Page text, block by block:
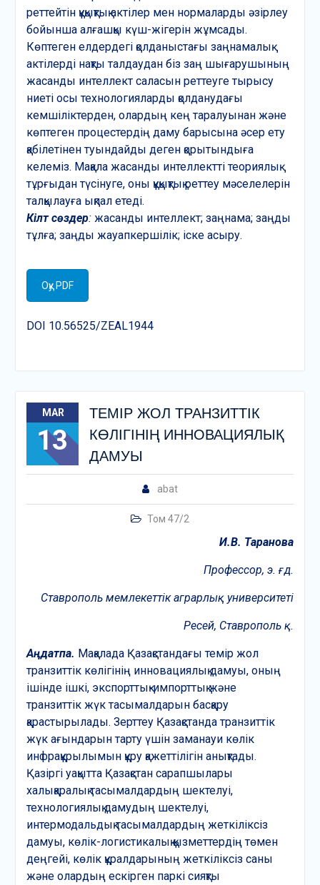
реттейтін құқықтық актілер мен нормаларды әзірлеу
бойынша алғашқы күш-жігерін жұмсады.
Көптеген елдердегі қолданыстағы заңнамалық
актілерді нақты талдаудан біз заң шығарушының
жасанды интеллект саласын реттеуге тырысу
ниеті осы технологияларды қолданудағы
кемшіліктерден, олардың кең таралуынан және
көптеген процестердің даму барысына әсер ету
қабілетінен туындайды деген қорытындыға
келеміз. Мақала жасанды интеллектті теориялық
тұрғыдан түсінуге, оны құқықтық реттеу мәселелерін
талқылауға ықпал етеді.
Кілт сөздер:жасанды интеллект; заңнама; заңды
тұлға; заңды жауапкершілік; іске асыру.
Оқу PDF
DOI 10.56525/ZEAL1944
MAR
13
ТЕМІР ЖОЛ ТРАНЗИТТІК
КӨЛІГІНІҢ ИННОВАЦИЯЛЫҚ
ДАМУЫ
abat
Том 47/2
И.В. Таранова
Профессор, э. ғ. д.
Ставрополь мемлекеттік аграрлық университеті
Ресей, Ставрополь қ.
Аңдатпа. Мақалада Қазақстандағы темір жол
транзиттік көлігінің инновациялық дамуы, оның
ішінде ішкі, экспорттық-импорттық және
транзиттік жүк тасымалдарын басқару
қарастырылады. Зерттеу Қазақстанда транзиттік
жүк ағындарын тарту үшін заманауи көлік
инфрақұрылымын құру қажеттілігін анықтады.
Қазіргі уақытта Қазақстан сарапшылары
халықаралық тасымалдардың шектелуі,
технологиялық дамудың шектелуі,
интермодальдық тасымалдардың жеткіліксіз
дамуы, көлік-логистикалық қызметтердің төмен
деңгейі, көлік құралдарының жеткіліксіз саны
және олардың ескірген паркі сияқты